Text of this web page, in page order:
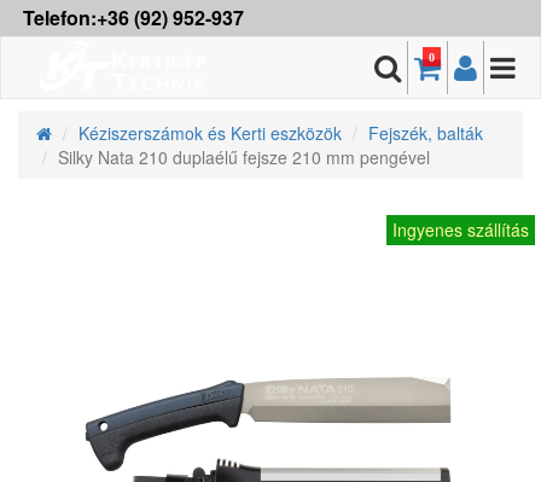
Telefon:+36 (92) 952-937
0
Kéziszerszámok és Kerti eszközök
Fejszék, balták
Silky Nata 210 duplaélű fejsze 210 mm pengével
Ingyenes szállítás